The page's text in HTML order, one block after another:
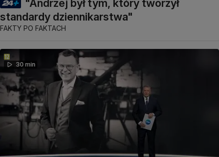
"Andrzej był tym, który tworzył
standardy dziennikarstwa"
FAKTY PO FAKTACH
30 min